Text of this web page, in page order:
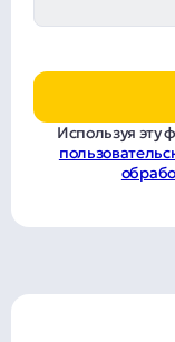
Используя эту